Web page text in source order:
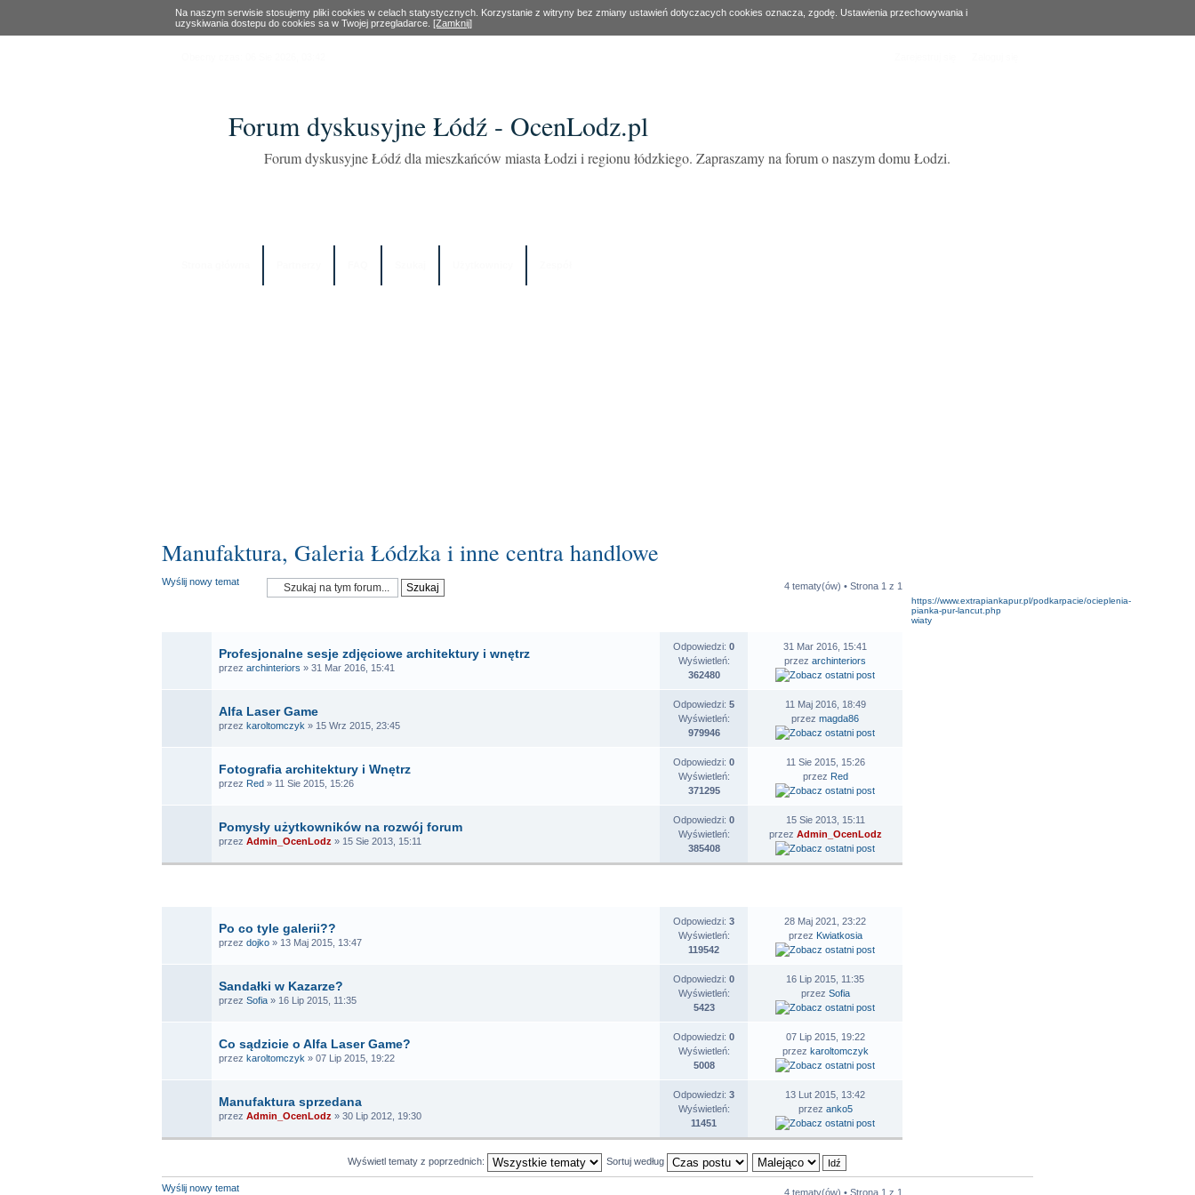
Na naszym serwisie stosujemy pliki cookies w celach statystycznych. Korzystanie z witryny bez zmiany ustawień dotyczacych cookies oznacza, zgodę. Ustawienia przechowywania i
uzyskiwania dostepu do cookies sa w Twojej przegladarce. [Zamknij]
Forum dyskusyjne Łódź - OcenLodz.pl
Forum dyskusyjne Łódź dla mieszkańców miasta Łodzi i regionu łódzkiego. Zapraszamy na forum o naszym domu Łodzi.
https://www.extrapiankapur.pl/podkarpacie/ocieplenia-
pianka-pur-lancut.php
wiaty
Manufaktura, Galeria Łódzka i inne centra handlowe
Wyślij nowy temat 4 tematy(ów) • Strona 1 z 1
Profesjonalne sesje zdjęciowe architektury i wnętrz
przez archinteriors » 31 Mar 2016, 15:41
Odpowiedzi: 0
Wyświetleń:
362480
31 Mar 2016, 15:41
przez archinteriors
Alfa Laser Game
przez karoltomczyk » 15 Wrz 2015, 23:45
Odpowiedzi: 5
Wyświetleń:
979946
11 Maj 2016, 18:49
przez magda86
Fotografia architektury i Wnętrz
przez Red » 11 Sie 2015, 15:26
Odpowiedzi: 0
Wyświetleń:
371295
11 Sie 2015, 15:26
przez Red
Pomysły użytkowników na rozwój forum
przez Admin_OcenLodz » 15 Sie 2013, 15:11
Odpowiedzi: 0
Wyświetleń:
385408
15 Sie 2013, 15:11
przez Admin_OcenLodz
Po co tyle galerii??
przez dojko » 13 Maj 2015, 13:47
Odpowiedzi: 3
Wyświetleń:
119542
28 Maj 2021, 23:22
przez Kwiatkosia
Sandałki w Kazarze?
przez Sofia » 16 Lip 2015, 11:35
Odpowiedzi: 0
Wyświetleń:
5423
16 Lip 2015, 11:35
przez Sofia
Co sądzicie o Alfa Laser Game?
przez karoltomczyk » 07 Lip 2015, 19:22
Odpowiedzi: 0
Wyświetleń:
5008
07 Lip 2015, 19:22
przez karoltomczyk
Manufaktura sprzedana
przez Admin_OcenLodz » 30 Lip 2012, 19:30
Odpowiedzi: 3
Wyświetleń:
11451
13 Lut 2015, 13:42
przez anko5
Wyświetl tematy z poprzednich: Sortuj według
Wyślij nowy temat 4 tematy(ów) • Strona 1 z 1